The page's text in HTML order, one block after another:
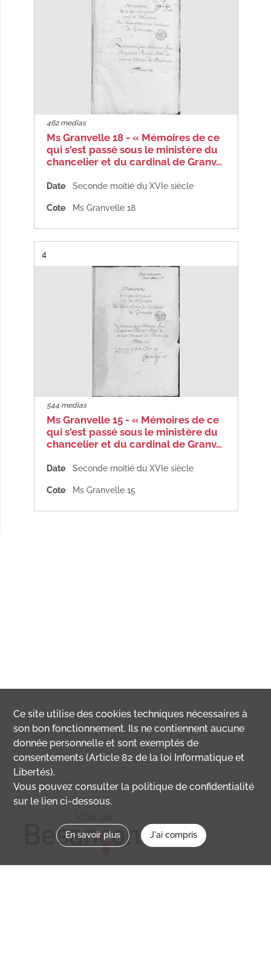
462 medias
Ms Granvelle 18 - « Mémoires de ce
qui s'est passé sous le ministère du
chancelier et du cardinal de Granv…
Date Seconde moitié du XVIe siècle
Cote Ms Granvelle 18
Résultat n°
4
544 medias
Ms Granvelle 15 - « Mémoires de ce
qui s'est passé sous le ministère du
chancelier et du cardinal de Granv…
Date Seconde moitié du XVIe siècle
Cote Ms Granvelle 15
Ce site utilise descookies techniques nécessaires à
son bon fonctionnement. Ils ne contiennent aucune
donnée personnelle et sont exemptés de
consentements (Article 82 de la loi Informatique et
Libertés).
Vous pouvez consulter la politique de confidentialité
sur le lien ci-dessous.
En savoir plus J'ai compris